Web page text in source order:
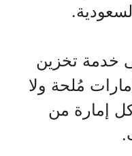
خدمة تخزين
مُلحة ولا
إمارة من